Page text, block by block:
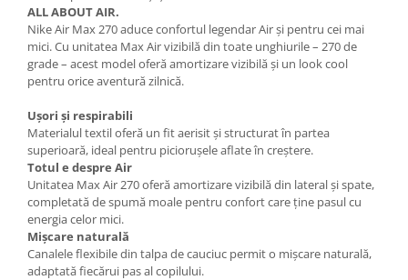
ALL ABOUT AIR.
Nike Air Max 270 aduce confortul legendar Air și pentru cei mai
mici. Cu unitatea Max Air vizibilă din toate unghiurile – 270 de
grade – acest model oferă amortizare vizibilă și un look cool
pentru orice aventură zilnică.
Ușori și respirabili
Materialul textil oferă un fit aerisit și structurat în partea
superioară, ideal pentru piciorușele aflate în creștere.
Totul e despre Air
Unitatea Max Air 270 oferă amortizare vizibilă din lateral și spate,
completată de spumă moale pentru confort care ține pasul cu
energia celor mici.
Mișcare naturală
Canalele flexibile din talpa de cauciuc permit o mișcare naturală,
adaptată fiecărui pas al copilului.